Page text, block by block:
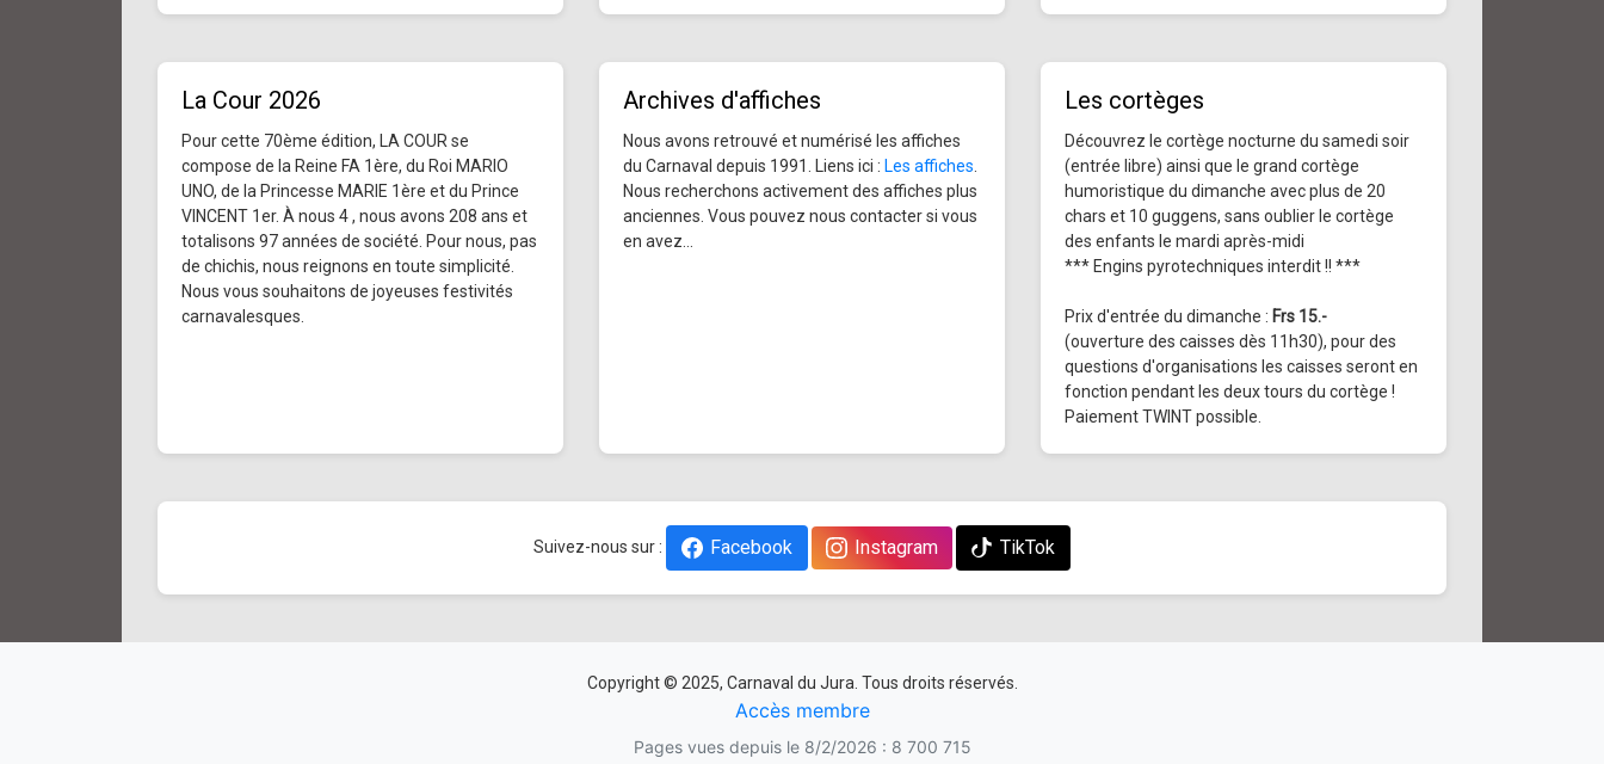
La Cour 2026
Pour cette 70ème édition, LA COUR se
compose de la Reine FA 1ère, du Roi MARIO
UNO, de la Princesse MARIE 1ère et du Prince
VINCENT 1er. À nous 4 , nous avons 208 ans et
totalisons 97 années de société. Pour nous, pas
de chichis, nous reignons en toute simplicité.
Nous vous souhaitons de joyeuses festivités
carnavalesques.
Archives d'affiches
Nous avons retrouvé et numérisé les affiches
du Carnaval depuis 1991. Liens ici : Les affiches
Nous recherchons activement des affiches plus
anciennes. Vous pouvez nous contacter si vous
en avez...
Les cortèges
Découvrez le cortège nocturne du samedi soir
(entrée libre) ainsi que le grand cortège
humoristique du dimanche avec plus de 20
chars et 10 guggens, sans oublier le cortège
des enfants le mardi après-midi
*** Engins pyrotechniques interdit !! ***
Prix d'entrée du dimanche : Frs 15.-
(ouverture des caisses dès 11h30), pour des
questions d'organisations les caisses seront en
fonction pendant les deux tours du cortège !
Paiement TWINT possible.
Suivez-nous sur : Facebook Instagram TikTok
Copyright © 2025, Carnaval du Jura. Tous droits réservés.
Accès membre
Pages vues depuis le 8/2/2026 : 8 700 715